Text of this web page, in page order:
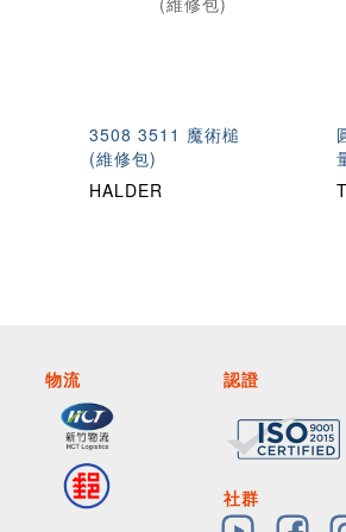
3508 3511 魔術槌
(維修包)
HALDER
物流
認證
社群